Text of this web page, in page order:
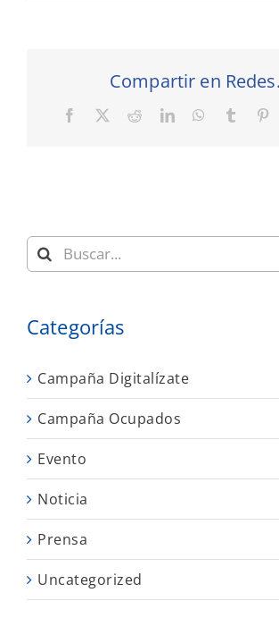
Compartir en
Facebook RedditLinkedInWhatsApp
Tumblr
Buscar:
Categorías
Campaña Digitalízate
Campaña Ocupados
Evento
Noticia
Prensa
Uncategorized